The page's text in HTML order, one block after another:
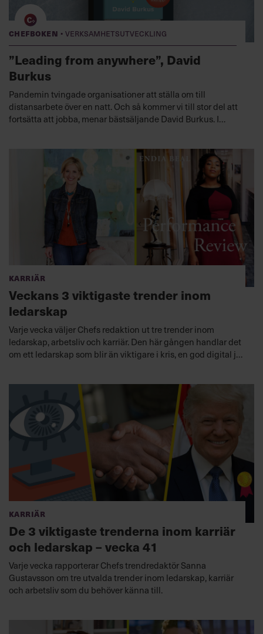
Chefboken · Verksamhetsutveckling
”Leading from anywhere”, David
Burkus
Pandemin tvingade organisationer att ställa om till
distansarbete över en natt. Och så kommer vi till stor del att
fortsätta att jobba, menar bästsäljande David Burkus. I
distansutmaningar som kulturskapande, produktivitet och
Lyssna nu
Karriär
Veckans 3 viktigaste trender inom
ledarskap
Varje vecka väljer Chefs redaktion ut tre trender inom
ledarskap, arbetsliv och karriär. Den här gången handlar det
om ett ledarskap som blir än viktigare i kris, en god digital jul
Karriär
De 3 viktigaste trenderna inom karriär
och ledarskap – vecka 41
Varje vecka rapporterar Chefs trendredaktör Sanna
Gustavsson om tre utvalda trender inom ledarskap, karriär
och arbetsliv som du behöver känna till.